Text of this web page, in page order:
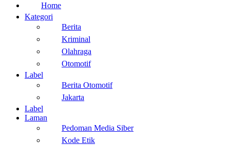
Home
Kategori
Berita
Kriminal
Olahraga
Otomotif
Label
Berita Otomotif
Jakarta
Label
Laman
Pedoman Media Siber
Kode Etik